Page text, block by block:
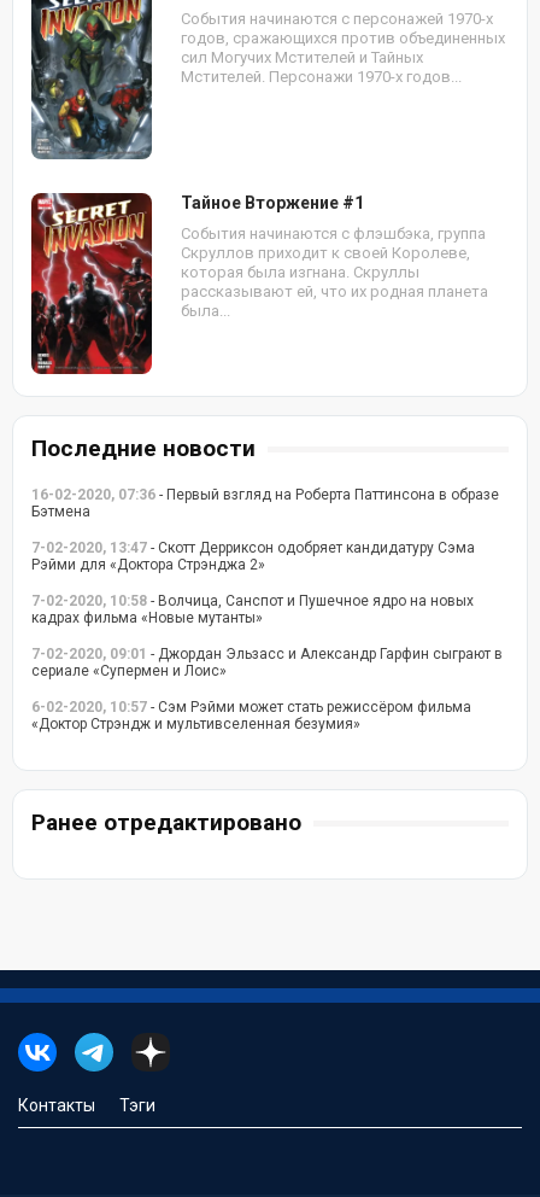
События начинаются с персонажей 1970-х
годов, сражающихся против объединенных
сил Могучих Мстителей и Тайных
Мстителей. Персонажи 1970-х годов...
Тайное Вторжение #1
События начинаются с флэшбэка, группа
Скруллов приходит к своей Королеве,
которая была изгнана. Скруллы
рассказывают ей, что их родная планета
была...
Последние новости
16-02-2020, 07:36 - Первый взгляд на Роберта Паттинсона в образе
Бэтмена
7-02-2020, 13:47 - Скотт Дерриксон одобряет кандидатуру Сэма
Рэйми для «Доктора Стрэнджа 2»
7-02-2020, 10:58 - Волчица, Санспот и Пушечное ядро на новых
кадрах фильма «Новые мутанты»
7-02-2020, 09:01 - Джордан Эльзасс и Александр Гарфин сыграют в
сериале «Супермен и Лоис»
6-02-2020, 10:57 - Сэм Рэйми может стать режиссёром фильма
«Доктор Стрэндж и мультивселенная безумия»
Ранее отредактировано
Контакты Тэги